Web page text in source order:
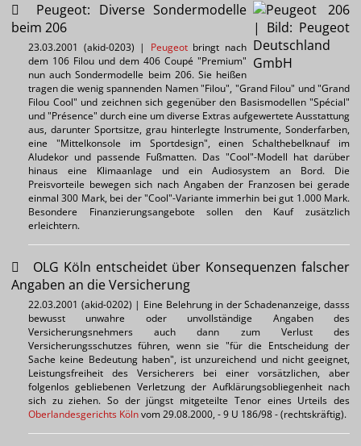
Peugeot: Diverse Sondermodelle
beim 206
23.03.2001 (akid-0203) | Peugeotbringt nach
dem 106 Filou und dem 406 Coupé "Premium"
nun auch Sondermodelle beim 206. Sie heißen
tragen die wenig spannenden Namen "Filou", "Grand Filou" und "Grand
Filou Cool" und zeichnen sich gegenüber den Basismodellen "Spécial"
und "Présence" durch eine um diverse Extras aufgewertete Ausstattung
aus, darunter Sportsitze, grau hinterlegte Instrumente, Sonderfarben,
eine "Mittelkonsole im Sportdesign", einen Schalthebelknauf im
Aludekor und passende Fußmatten. Das "Cool"-Modell hat darüber
hinaus eine Klimaanlage und ein Audiosystem an Bord. Die
Preisvorteile bewegen sich nach Angaben der Franzosen bei gerade
einmal 300 Mark, bei der "Cool"-Variante immerhin bei gut 1.000 Mark.
Besondere Finanzierungsangebote sollen den Kauf zusätzlich
erleichtern.
OLG Köln entscheidet über Konsequenzen falscher
Angaben an die Versicherung
22.03.2001 (akid-0202) | Eine Belehrung in der Schadenanzeige, dasss
bewusst unwahre oder unvollständige Angaben des
Versicherungsnehmers auch dann zum Verlust des
Versicherungsschutzes führen, wenn sie "für die Entscheidung der
Sache keine Bedeutung haben", ist unzureichend und nicht geeignet,
Leistungsfreiheit des Versicherers bei einer vorsätzlichen, aber
folgenlos gebliebenen Verletzung der Aufklärungsobliegenheit nach
sich zu ziehen. So der jüngst mitgeteilte Tenor eines Urteils des
Oberlandesgerichts Kölnvom 29.08.2000, - 9 U 186/98 -(rechtskräftig).